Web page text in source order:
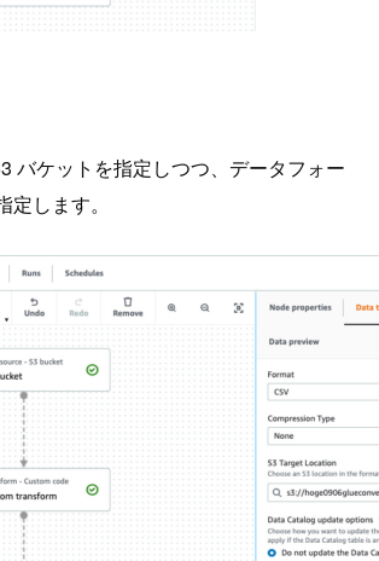
バケットを指定しつつ、データフォー
します。